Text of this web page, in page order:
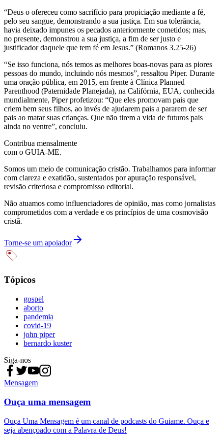
“Deus o ofereceu como sacrifício para propiciação mediante a fé,
pelo seu sangue, demonstrando a sua justiça. Em sua tolerância,
havia deixado impunes os pecados anteriormente cometidos; mas,
no presente, demonstrou a sua justiça, a fim de ser justo e
justificador daquele que tem fé em Jesus.” (Romanos 3.25-26)
“Se isso funciona, nós temos as melhores boas-novas para as piores
pessoas do mundo, incluindo nós mesmos”, ressaltou Piper. Durante
uma oração pública, em 2015, em frente à Clínica Planned
Parenthood (Paternidade Planejada), na Califórnia, EUA, conhecida
mundialmente, Piper profetizou: “Que eles promovam pais que
criem bem seus filhos, ao invés de ajudarem pais a pararem de ser
pais ao matar suas crianças. Que não tirem a vida de futuros pais
ainda no ventre”, concluiu.
Contribua mensalmente
com o GUIA-ME.
Somos um meio de comunicação cristão. Trabalhamos para informar
com clareza e exatidão, sustentados por apuração responsável,
revisão criteriosa e compromisso editorial.
Não atuamos como influenciadores de opinião, mas como jornalistas
comprometidos com a verdade e os princípios de uma cosmovisão
cristã.
Torne-se um apoiador
Tópicos
gospel
aborto
pandemia
covid-19
john piper
bernardo kuster
Siga-nos
Mensagem
Ouça uma mensagem
Ouça Uma Mensagem é um canal de podcasts do Guiame. Ouça e
seja abençoado com a Palavra de Deus!